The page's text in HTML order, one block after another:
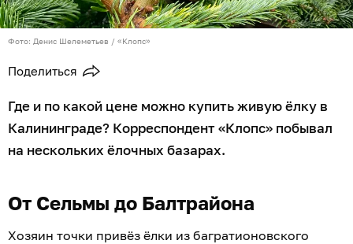
Фото: Денис Шелеметьев / «Клопс»
Поделиться
Где и по какой цене можно купить живую ёлку в
Калининграде? Корреспондент «Клопс» побывал
на нескольких ёлочных базарах.
От Сельмы до Балтрайона
Хозяин точки привёз ёлки из багратионовского